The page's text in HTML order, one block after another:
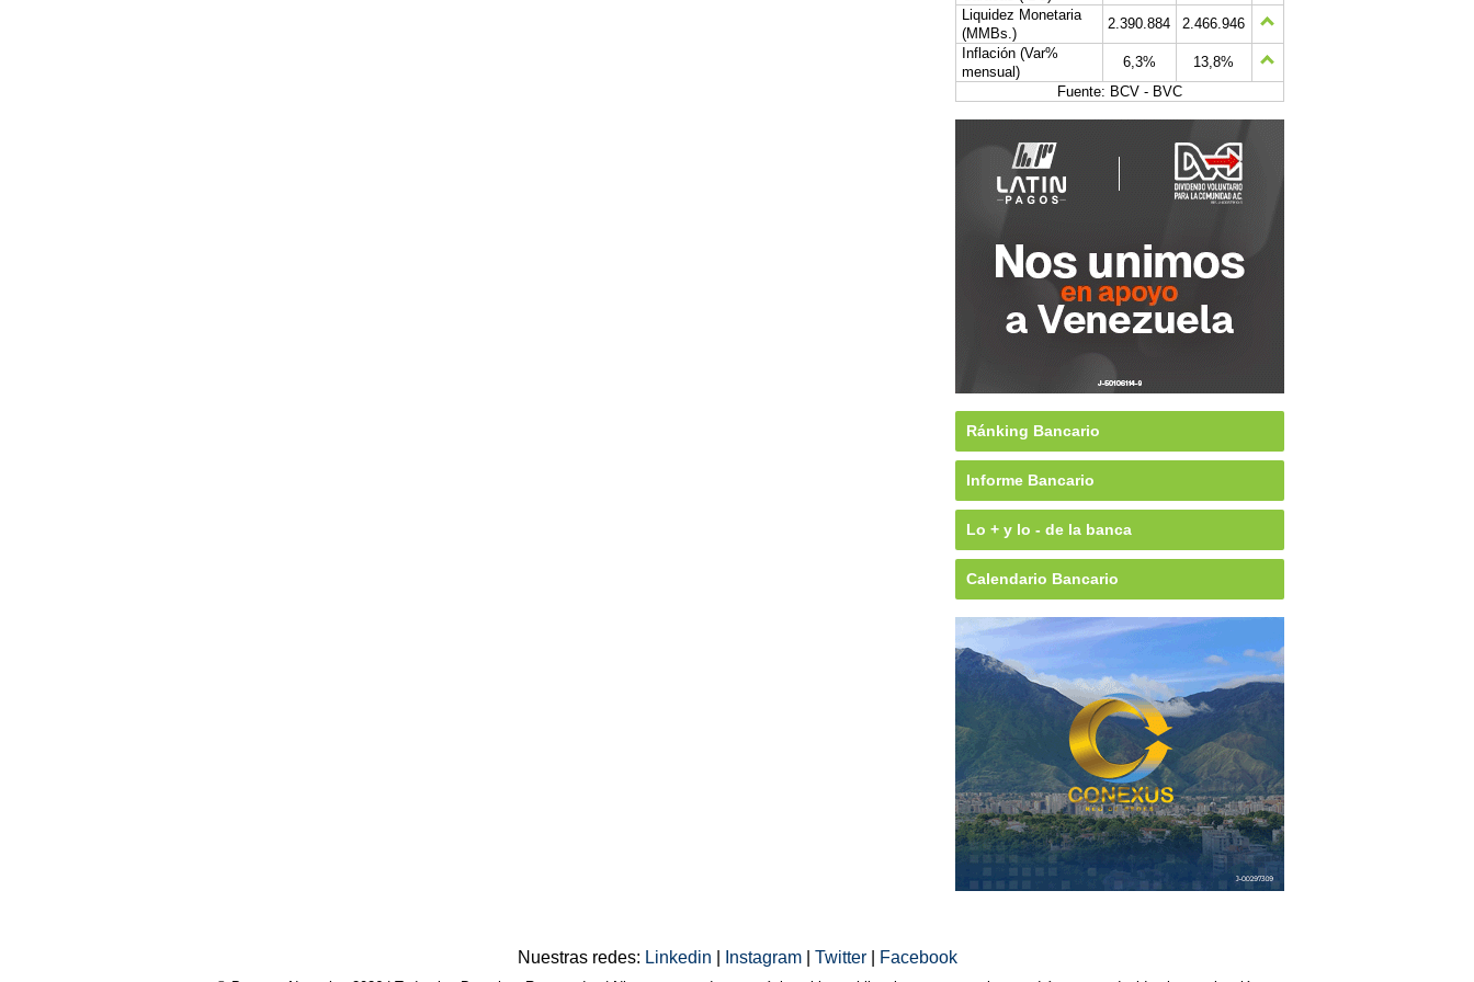
Liquidez Monetaria
(MMBs.)
2.390.884
2.466.946
Inflación (Var%
mensual)
6,3%
13,8%
Fuente: BCV - BVC
Ránking Bancario
Informe Bancario
Lo + y lo - de la banca
Calendario Bancario
Nuestras redes: Linkedin Instagram Twitter Facebook